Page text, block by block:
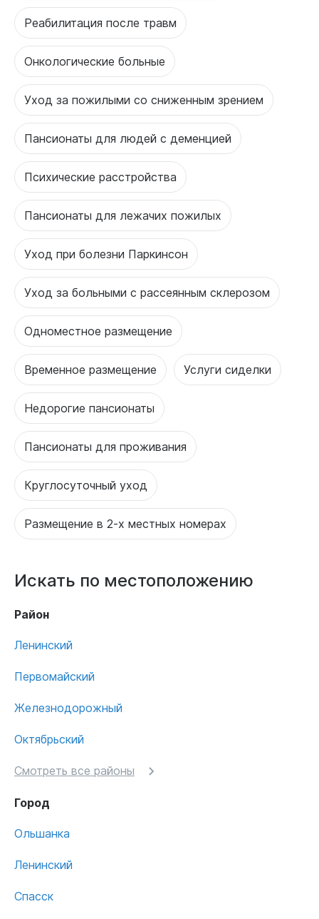
Реабилитация после травм
Онкологические больные
Уход за пожилыми со сниженным зрением
Пансионаты для людей с деменцией
Психические расстройства
Пансионаты для лежачих пожилых
Уход при болезни Паркинсон
Уход за больными с рассеянным склерозом
Одноместное размещение
Временное размещение Услуги сиделки
Недорогие пансионаты
Пансионаты для проживания
Круглосуточный уход
Размещение в 2-х местных номерах
Искать по местоположению
Район
Ленинский
Первомайский
Железнодорожный
Октябрьский
Смотреть все районы
Город
Ольшанка
Ленинский
Спасск